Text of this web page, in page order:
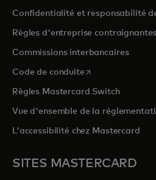
Confidentialité et responsabilité
Règles d'entreprise
Commissions interbancaires
Code de conduites’ouvre dans un
Règles Mastercard Switch
Vue d'ensemble de la
L'accessibilité chez Mastercard
SITES MASTERCARD